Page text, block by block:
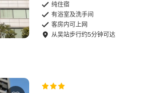
纯住宿
有浴室及洗手间
客房内可上网
从吴站步行约5分钟可达